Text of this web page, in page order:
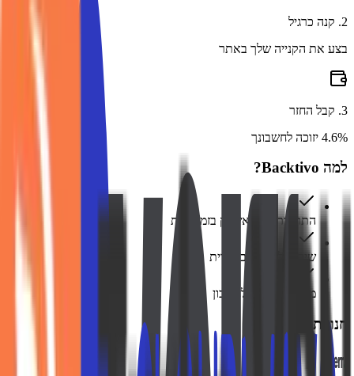
2
. קנה כרגיל
בצע את הקנייה שלך באתר
3
. קבל החזר
4.6% יזוכה לחשבונך
למה Backtivo?
התראות על קאשבק בזמן אמת
שירות לקוחות בעברית
משיכה מהירה לחשבון
חנויות דומות